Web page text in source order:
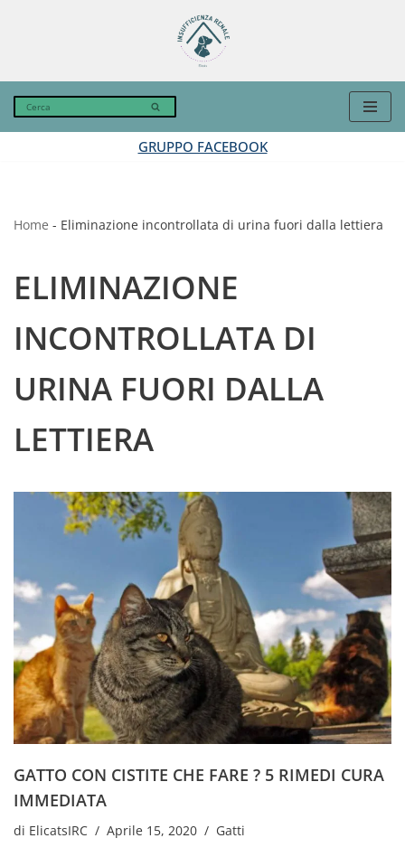
contenuto
GRUPPO FACEBOOK
Home - Eliminazione incontrollata di urina fuori dalla lettiera
ELIMINAZIONE
INCONTROLLATA DI
URINA FUORI DALLA
LETTIERA
GATTO CON CISTITE CHE FARE ? 5 RIMEDI CURA
IMMEDIATA
di ElicatsIRC Aprile 15, 2020 Gatti